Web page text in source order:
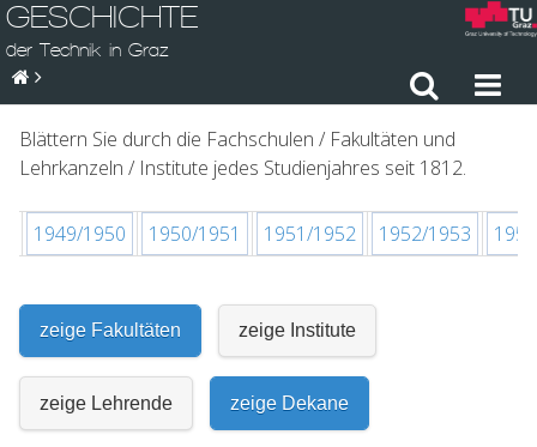
GESCHICHTE
der Technik in Graz
Blättern Sie durch die Fachschulen / Fakultäten und
Lehrkanzeln / Institute jedes Studienjahres seit 1812.
1949/1950 1950/1951 1951/1952 1952/1953
zeige Fakultäten zeige Institute
zeige Lehrende zeige Dekane